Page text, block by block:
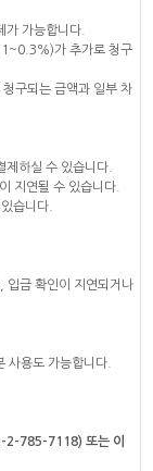
가능합니다.
가 추가로 청구
구되는 금액과 일부 차
하실 수 있습니다.
지연될 수 있습니다.
습니다.
입금 확인이 지연되거나
사용도 가능합니다.
2-785-7118) 또는 이